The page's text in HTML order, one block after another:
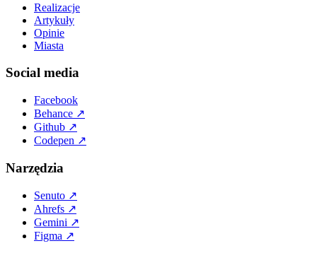
Realizacje
Artykuły
Opinie
Miasta
Social media
Facebook
Behance ↗
Github ↗
Codepen ↗
Narzędzia
Senuto ↗
Ahrefs ↗
Gemini ↗
Figma ↗